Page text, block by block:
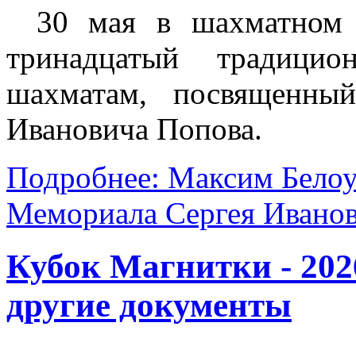
30 мая в шахматном
тринадцатый
шахматам,
Ивановича Попова.
Подробнее: Максим
Мемориала Сергея
Кубок Магнитки -
другие документы